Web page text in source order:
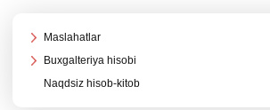
Maslahatlar
Buхgalteriya hisobi
Naqdsiz hisob-kitob